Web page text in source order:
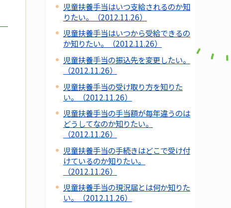
児童扶養手当はいつ支給されるのか知
りたい。（2012.11.26）
児童扶養手当はいつから受給できるの
か知りたい。（2012.11.26）
児童扶養手当の振込先を変更したい。
（2012.11.26）
児童扶養手当の受け取り方を知りた
い。（2012.11.26）
児童扶養手当の手当額が毎年違うのは
どうしてなのか知りたい。
（2012.11.26）
児童扶養手当の手続きはどこで受け付
けているのか知りたい。
（2012.11.26）
児童扶養手当の現況届とは何か知りた
い。（2012.11.26）